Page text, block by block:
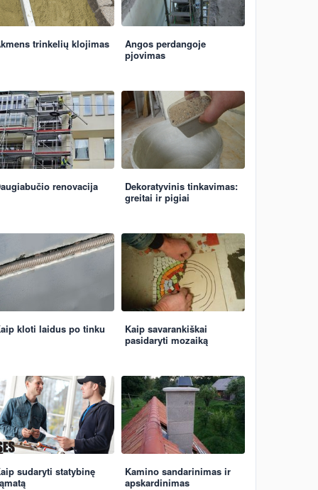
trinkelių klojimas
Angos perdangoje
pjovimas
renovacija
Dekoratyvinis tinkavimas:
greitai ir pigiai
kloti laidus po tinku
Kaip savarankiškai
pasidaryti mozaiką
sudaryti statybinę
Kamino sandarinimas ir
apskardinimas